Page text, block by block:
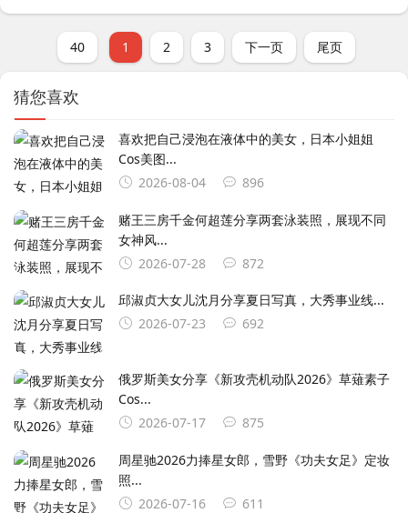
40 1 2 3 下一页 尾页
猜您喜欢
喜欢把自己浸泡在液体中的美女，日本小姐姐
Cos美图...
2026-08-04
896
赌王三房千金何超莲分享两套泳装照，展现不同
女神风...
2026-07-28
872
邱淑贞大女儿沈月分享夏日写真，大秀事业线...
2026-07-23
692
俄罗斯美女分享《新攻壳机动队2026》草薙素子
Cos...
2026-07-17
875
周星驰2026力捧星女郎，雪野《功夫女足》定妆
照...
2026-07-16
611